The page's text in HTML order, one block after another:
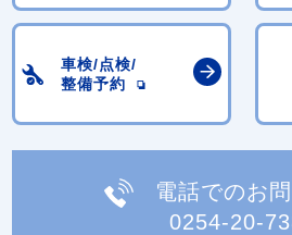
車検/点検/
整備予約
電話でのお
0254-20-